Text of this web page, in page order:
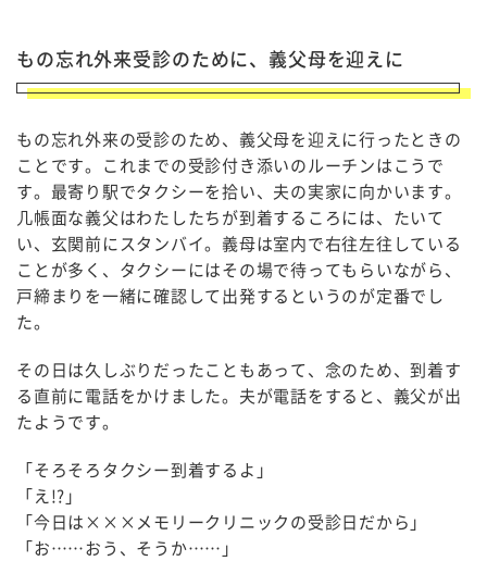
もの忘れ外来受診のために、義父母を迎えに
もの忘れ外来の受診のため、義父母を迎えに行ったときの
ことです。これまでの受診付き添いのルーチンはこうで
す。最寄り駅でタクシーを拾い、夫の実家に向かいます。
几帳面な義父はわたしたちが到着するころには、たいて
い、玄関前にスタンバイ。義母は室内で右往左往している
ことが多く、タクシーにはその場で待ってもらいながら、
戸締まりを一緒に確認して出発するというのが定番でし
た。
その日は久しぶりだったこともあって、念のため、到着す
る直前に電話をかけました。夫が電話をすると、義父が出
たようです。
「そろそろタクシー到着するよ」
「え!?」
「今日は×××メモリークリニックの受診日だから」
「お……おう、そうか……」